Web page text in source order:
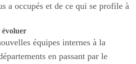
a occupés et de ce qui se profile à
équipes internes à la
en passant par le